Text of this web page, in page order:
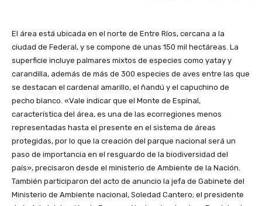
El área está ubicada en el norte de Entre Ríos, cercana a la
ciudad de Federal, y se compone de unas 150 mil hectáreas. La
superficie incluye palmares mixtos de especies como yatay y
carandilla, además de más de 300 especies de aves entre las que
se destacan el cardenal amarillo, el ñandú y el capuchino de
pecho blanco. «Vale indicar que el Monte de Espinal,
característica del área, es una de las ecorregiones menos
representadas hasta el presente en el sistema de áreas
protegidas, por lo que la creación del parque nacional será un
paso de importancia en el resguardo de la biodiversidad del
país», precisaron desde el ministerio de Ambiente de la Nación.
También participaron del acto de anuncio la jefa de Gabinete del
Ministerio de Ambiente nacional, Soledad Cantero; el presidente